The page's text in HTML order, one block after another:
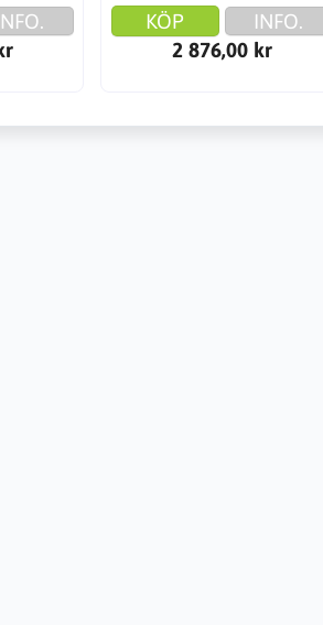
KÖP
INFO.
2 876,00 kr